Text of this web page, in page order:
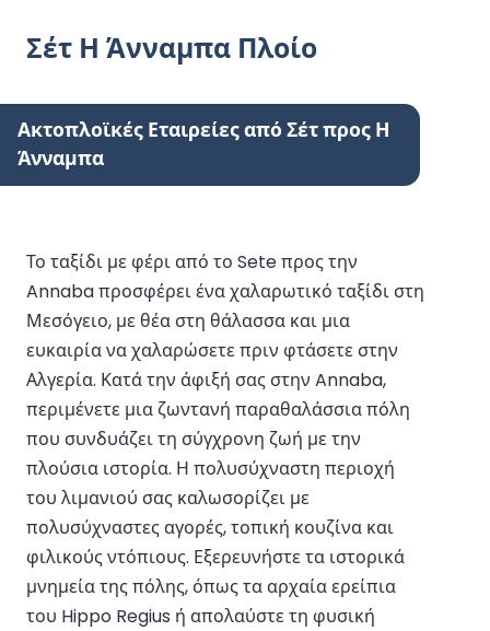
Σέτ Η Άνναμπα Πλοίο
Ακτοπλοϊκές Εταιρείες από Σέτ προς Η
Άνναμπα
Το ταξίδι με φέρι από το Sete προς την
Annaba προσφέρει ένα χαλαρωτικό ταξίδι στη
Μεσόγειο, με θέα στη θάλασσα και μια
ευκαιρία να χαλαρώσετε πριν φτάσετε στην
Αλγερία. Κατά την άφιξή σας στην Annaba,
περιμένετε μια ζωντανή παραθαλάσσια πόλη
που συνδυάζει τη σύγχρονη ζωή με την
πλούσια ιστορία. Η πολυσύχναστη περιοχή
του λιμανιού σας καλωσορίζει με
πολυσύχναστες αγορές, τοπική κουζίνα και
φιλικούς ντόπιους. Εξερευνήστε τα ιστορικά
μνημεία της πόλης, όπως τα αρχαία ερείπια
του Hippo Regius ή απολαύστε τη φυσική